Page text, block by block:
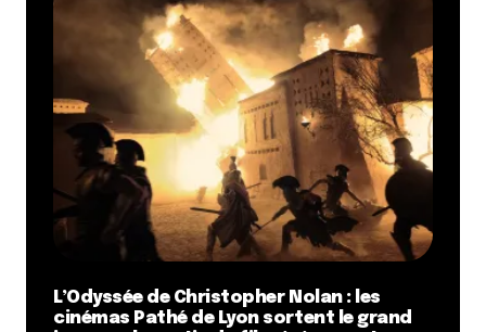
L’Odyssée de Christopher Nolan : les
cinémas Pathé de Lyon sortent le grand